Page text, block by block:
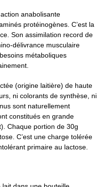
anabolisante
protéinogènes. C’est la
Son assimilation record de
délivrance musculaire
métaboliques
(origine laitière) de haute
ni colorants de synthèse, ni
sont naturellement
constitués en grande
Chaque portion de 30g
C’est une charge tolérée
primaire au lactose.